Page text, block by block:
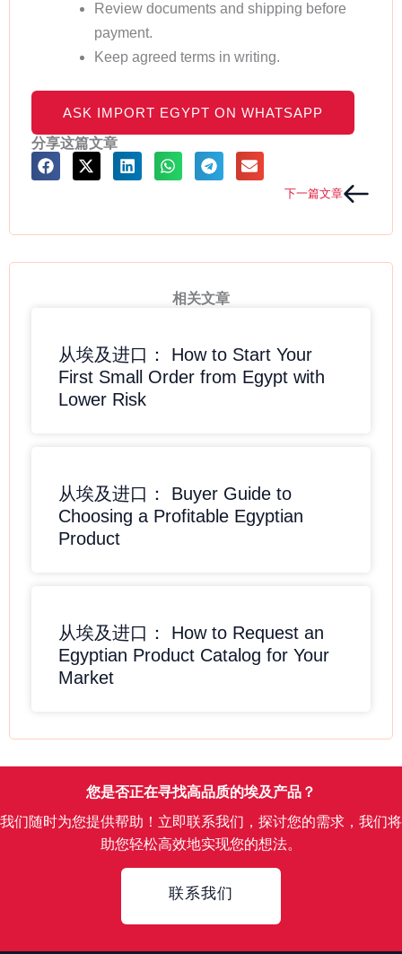
Review documents and shipping before
payment.
Keep agreed terms in writing.
ASK IMPORT EGYPT ON WHATSAPP
分享这篇文章
下一篇文章Next
相关文章
从埃及进口： How to Start Your
First Small Order from Egypt with
Lower Risk
从埃及进口： Buyer Guide to
Choosing a Profitable Egyptian
Product
从埃及进口： How to Request an
Egyptian Product Catalog for Your
Market
您是否正在寻找高品质的埃及产品？
我们随时为您提供帮助！立即联系我们，探讨您的需求，我们将
助您轻松高效地实现您的想法。
联系我们